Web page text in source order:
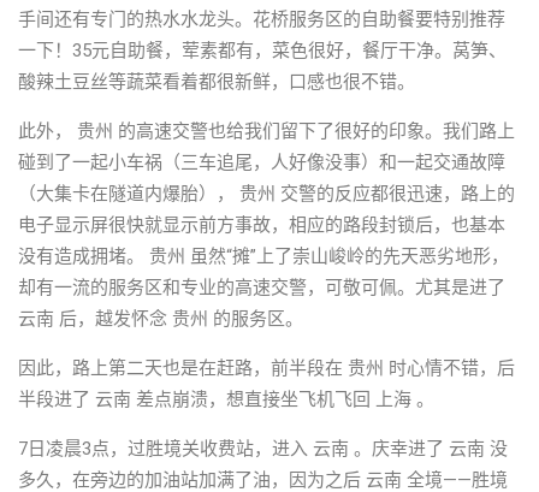
手间还有专门的热水水龙头。花桥服务区的自助餐要特别推荐
一下！35元自助餐，荤素都有，菜色很好，餐厅干净。莴笋、
酸辣土豆丝等蔬菜看着都很新鲜，口感也很不错。
此外， 贵州 的高速交警也给我们留下了很好的印象。我们路上
碰到了一起小车祸（三车追尾，人好像没事）和一起交通故障
（大集卡在隧道内爆胎）， 贵州 交警的反应都很迅速，路上的
电子显示屏很快就显示前方事故，相应的路段封锁后，也基本
没有造成拥堵。 贵州 虽然“摊”上了崇山峻岭的先天恶劣地形，
却有一流的服务区和专业的高速交警，可敬可佩。尤其是进了
云南 后，越发怀念 贵州 的服务区。
因此，路上第二天也是在赶路，前半段在 贵州 时心情不错，后
半段进了 云南 差点崩溃，想直接坐飞机飞回 上海 。
7日凌晨3点，过胜境关收费站，进入 云南 。庆幸进了 云南 没
多久，在旁边的加油站加满了油，因为之后 云南 全境——胜境